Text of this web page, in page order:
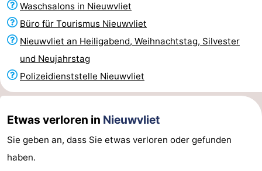
Bad
Zonneweelde
-
Zwinhoeve
Hotels
Lastminutes
Strand
Sehen
&
-
Waschsalons in Nieuwvliet
Büro für Tourismus Nieuwvliet
Nieuwvliet an Heiligabend, Weihnachtstag, Silvester
und Neujahrstag
Polizeidienststelle Nieuwvliet
Etwas verloren in Nieuwvliet
Sie geben an, dass Sie etwas verloren oder gefunden
haben.